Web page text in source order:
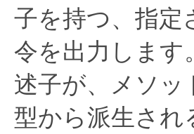
子を持つ、指定
令を出力します。
述子が、メソッ
型から派生され